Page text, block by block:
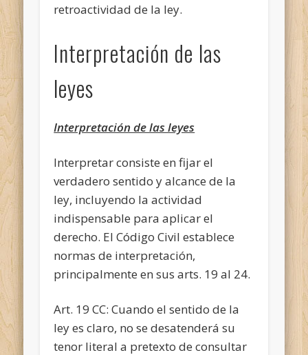
retroactividad de la ley.
Interpretación de las
leyes
Interpretación de las leyes
Interpretar consiste en fijar el
verdadero sentido y alcance de la
ley, incluyendo la actividad
indispensable para aplicar el
derecho. El Código Civil establece
normas de interpretación,
principalmente en sus arts. 19 al 24.
Art. 19 CC: Cuando el sentido de la
ley es claro, no se desatenderá su
tenor literal a pretexto de consultar